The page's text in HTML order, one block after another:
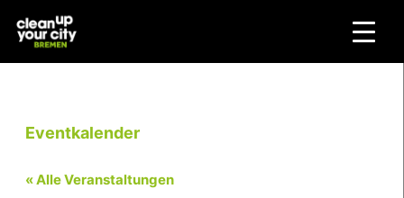
Inhalt
springen
Eventkalender
« Alle Veranstaltungen